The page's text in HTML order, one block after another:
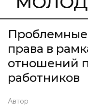
Проблемные
права в
отношений
работников
Автор